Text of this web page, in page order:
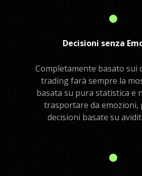
Decisioni senza
Completamente basato sui
trading farà sempre la
basata su pura statistica e
trasportare da emozioni,
decisioni basate su